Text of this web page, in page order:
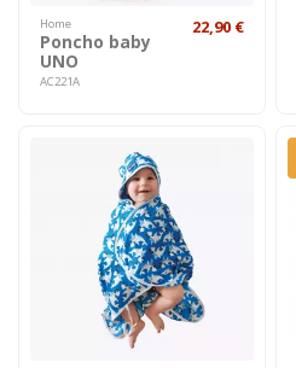
Home
Poncho baby
UNO
AC221A
22,90 €